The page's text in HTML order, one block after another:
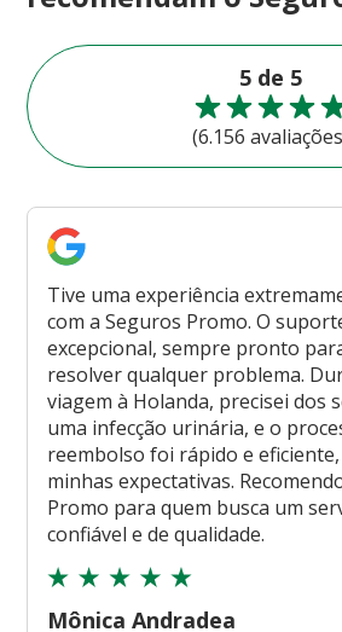
5 de 5
(6.156
Tive uma experiência
com a Seguros Promo. O
excepcional, sempre pronto
resolver qualquer problema.
viagem à Holanda, precisei dos
uma infecção urinária, e o
reembolso foi rápido e
minhas expectativas.
Promo para quem busca um
confiável e de qualidade.
Mônica Andradea